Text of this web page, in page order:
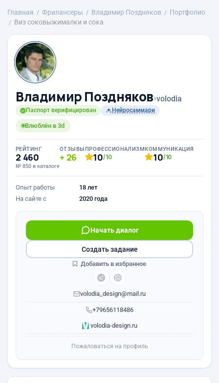
Главная Фрилансеры Владимир Поздняков
Портфолио
Виз соковыжималки и сока
Владимир Поздняков›volodia
Паспорт верифицирован Нейросаммари
Влюблён в 3d
РЕЙТИНГ
2 460
№ 850 в каталоге
ОТЗЫВЫ
26
ПРОФЕССИОНАЛИЗМ
10/10
КОММУНИКАЦИЯ
10/10
Опыт работы
18 лет
На сайте с
2020 года
+79656118486
Начать диалог
volodia_design@mail.ru
volodia-design.ru
Создать задание
Добавить в избранное
Пожаловаться на профиль